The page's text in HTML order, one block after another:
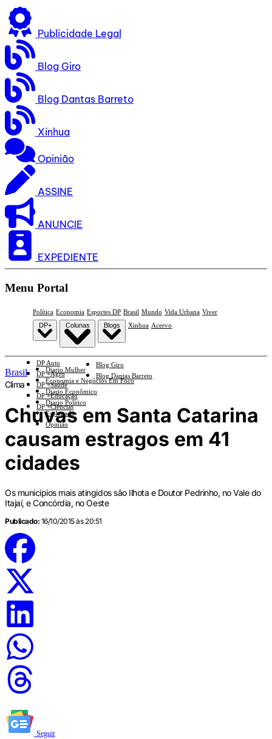
Publicidade Legal
Blog Giro
Blog Dantas Barreto
Xinhua
Opinião
ASSINE
ANUNCIE
EXPEDIENTE
Menu Portal
Política Economia Esportes DP Brasil Mundo Vida Urbana Viver
DP+
DP Auto
DP +Agro
DP +Saúde
DP +Educação
DP +Ciências
Colunas
Diario Mulher
Economia e Negócios Em Foco
Diario Econômico
Diario Político
Esplanada
Opinião
Blogs
Blog Giro
Blog Dantas Barreto
Xinhua Acervo
Brasil
Clima
Chuvas em Santa Catarina
causam estragos em 41
cidades
Os municípios mais atingidos são Ilhota e Doutor Pedrinho, no Vale do
Itajaí, e Concórdia, no Oeste
Publicado: 16/10/2015 às 20:51
Seguir